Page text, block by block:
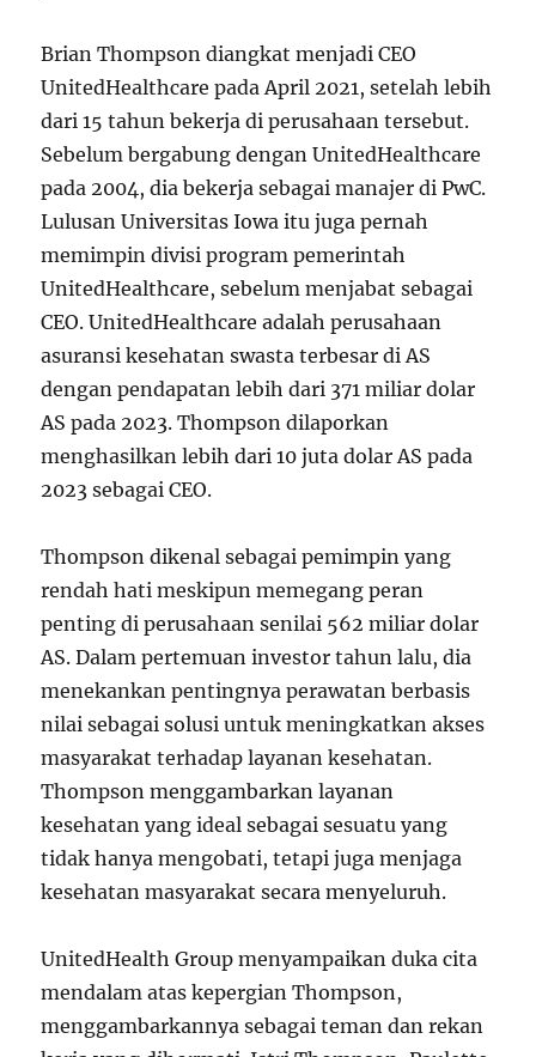
Brian Thompson diangkat menjadi CEO
UnitedHealthcare pada April 2021, setelah lebih
dari 15 tahun bekerja di perusahaan tersebut.
Sebelum bergabung dengan UnitedHealthcare
pada 2004, dia bekerja sebagai manajer di PwC.
Lulusan Universitas Iowa itu juga pernah
memimpin divisi program pemerintah
UnitedHealthcare, sebelum menjabat sebagai
CEO. UnitedHealthcare adalah perusahaan
asuransi kesehatan swasta terbesar di AS
dengan pendapatan lebih dari 371 miliar dolar
AS pada 2023. Thompson dilaporkan
menghasilkan lebih dari 10 juta dolar AS pada
2023 sebagai CEO.
Thompson dikenal sebagai pemimpin yang
rendah hati meskipun memegang peran
penting di perusahaan senilai 562 miliar dolar
AS. Dalam pertemuan investor tahun lalu, dia
menekankan pentingnya perawatan berbasis
nilai sebagai solusi untuk meningkatkan akses
masyarakat terhadap layanan kesehatan.
Thompson menggambarkan layanan
kesehatan yang ideal sebagai sesuatu yang
tidak hanya mengobati, tetapi juga menjaga
kesehatan masyarakat secara menyeluruh.
UnitedHealth Group menyampaikan duka cita
mendalam atas kepergian Thompson,
menggambarkannya sebagai teman dan rekan